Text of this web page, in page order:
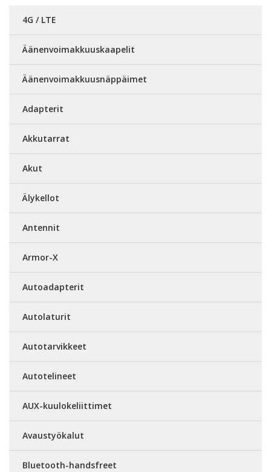
4G / LTE
Äänenvoimakkuuskaapelit
Äänenvoimakkuusnäppäimet
Adapterit
Akkutarrat
Akut
Älykellot
Antennit
Armor-X
Autoadapterit
Autolaturit
Autotarvikkeet
Autotelineet
AUX-kuulokeliittimet
Avaustyökalut
Bluetooth-handsfreet